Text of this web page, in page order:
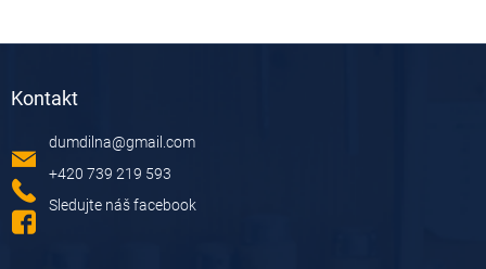
Kontakt
dumdilna@gmail.com
+420 739 219 593
Sledujte náš facebook